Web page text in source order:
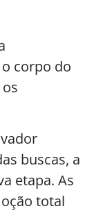
corpo do
buscas, a
etapa. As
total